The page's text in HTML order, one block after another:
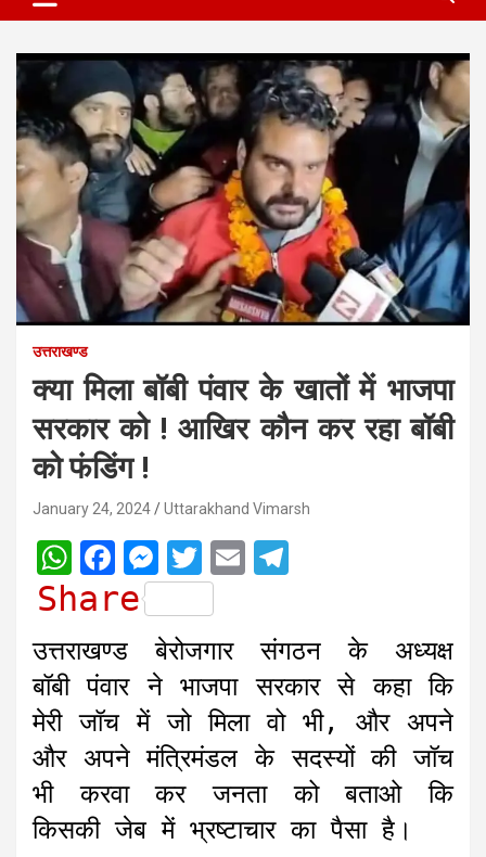
उत्तराखण्ड
क्या मिला बॉबी पंवार के खातों में भाजपा
सरकार को ! आखिर कौन कर रहा बॉबी
को फंडिंग !
January 24, 2024 Uttarakhand Vimarsh
W
h
t
s
A
p
p
F
a
e
b
o
o
k
M
e
s
s
e
n
g
e
r
T
w
i
t
t
e
r
E
i
l
e
g
r
a
m
Share
उत्तराखण्ड बेरोजगार संगठन के अध्यक्ष
बॉबी पंवार ने भाजपा सरकार से कहा कि
मेरी जॉच में जो मिला वो भी, और अपने
और अपने मंत्रिमंडल के सदस्यों की जॉच
भी करवा कर जनता को बताओ कि
किसकी जेब में भ्रष्टाचार का पैसा है।